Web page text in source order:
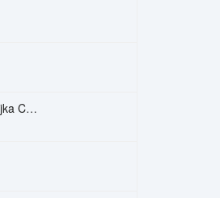
Mindenki Táncol – Majka Curtis, Péter Majoros